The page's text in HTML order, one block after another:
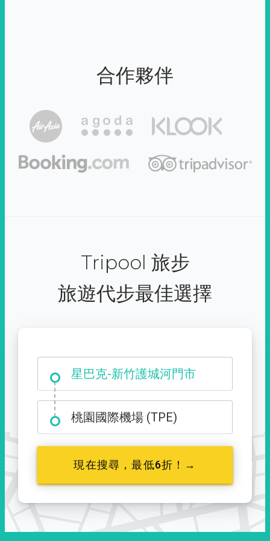
合作夥伴
Tripool 旅步
旅遊代步最佳選擇
星巴克-新竹護城河門市
大霸尖山登山口
桃園國際機場 (TPE)
現在搜尋，最低6折！→